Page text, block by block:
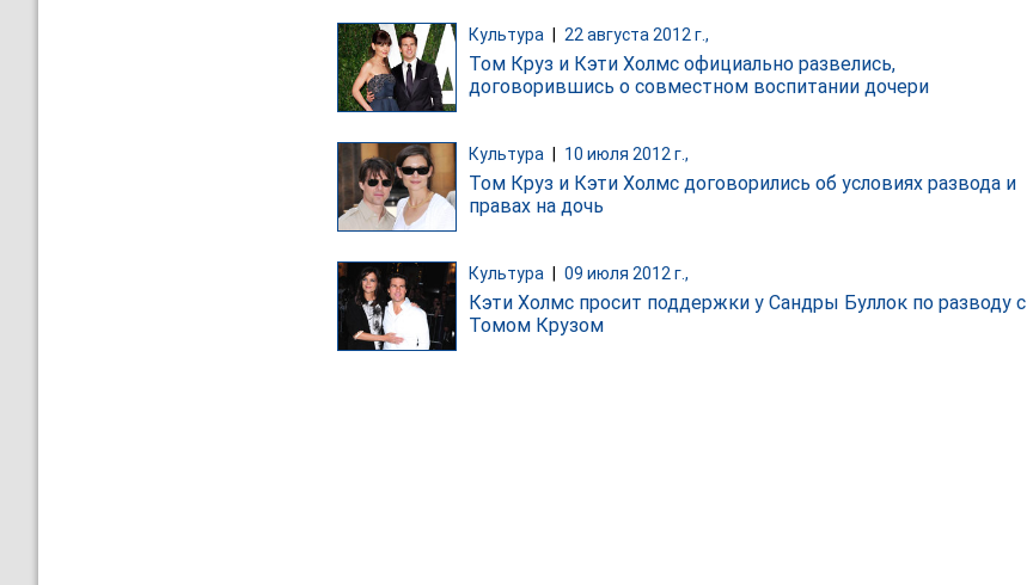
Культура 22 августа 2012 г.,
Том Круз и Кэти Холмс официально развелись,
договорившись о совместном воспитании дочери
Культура 10 июля 2012 г.,
Том Круз и Кэти Холмс договорились об условиях развода и
правах на дочь
Культура 09 июля 2012 г.,
Кэти Холмс просит поддержки у Сандры Буллок по разводу с
Томом Крузом